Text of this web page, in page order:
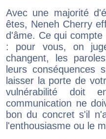
Avec une majorité
êtes, Neneh Cherry
d'âme. Ce qui
: pour vous, on
changent, les
leurs conséquences
laisser la porte de
vulnérabilité doit
communication ne
bon du concret s'il
l'enthousiasme ou le